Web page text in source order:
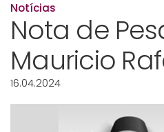
Notícias
Nota de
Mauricio
16.04.2024